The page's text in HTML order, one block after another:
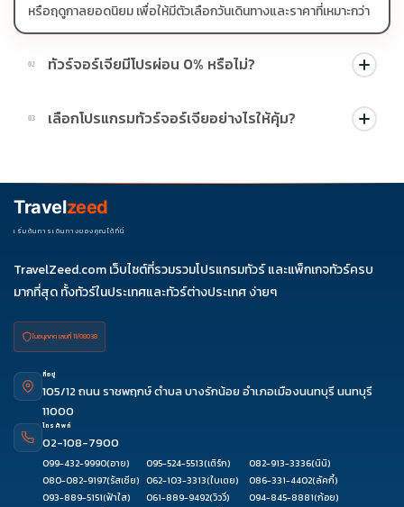
หรือฤดูกาลยอดนิยม เพื่อให้มีตัวเลือกวันเดินทางและราคาที่เหมาะกว่า
02 ทัวร์จอร์เจียมีโปรผ่อน 0% หรือไม่?
บางโปรแกรมมีโปรผ่อน 0% หรือโปรโมชั่นบัตรเครดิตตามเงื่อนไขที่
บริษัทกำหนด สามารถดูสัญลักษณ์โปรโมชั่นในรายการทัวร์แต่ละ
03 เลือกโปรแกรมทัวร์จอร์เจียอย่างไรให้คุ้ม?
ช่วงราคา ไม่ควรเทียบจากราคาต่ำสุดเพียงอย่างเดียว
Travelzeed
เริ่มต้นการเดินทางของคุณได้ที่นี่
TravelZeed.com เว็บไซต์ที่รวมรวมโปรแกรมทัวร์ และแพ็กเกจทัวร์ครบ
มากที่สุด ทั้งทัวร์ในประเทศและทัวร์ต่างประเทศ ง่ายๆ
ใบอนุญาต เลขที่ 11/08038
ที่อยู่
105/12 ถนน ราชพฤกษ์ ตำบล บางรักน้อย อำเภอเมืองนนทบุรี นนทบุรี
11000
โทรศัพท์
02-108-7900
099-432-9990(อาย) 095-524-5513(เติร์ก) 082-913-3336(นินิ)
080-082-9197(รัสเซีย) 062-103-3313(ใบเตย) 086-331-4402(ลัคกี้)
093-889-5151(ฟ้าใส) 061-889-9492(วิววี่) 094-845-8881(ก้อย)